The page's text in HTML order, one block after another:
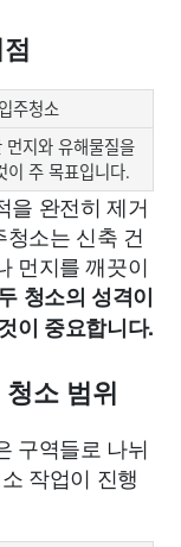
입주청소
먼지와 유해물질을
이 주 목표입니다.
을 완전히 제거
소는 신축 건
먼지를 깨끗이
청소의 성격이
이 중요합니다.
소 범위
구역들로 나뉘
작업이 진행